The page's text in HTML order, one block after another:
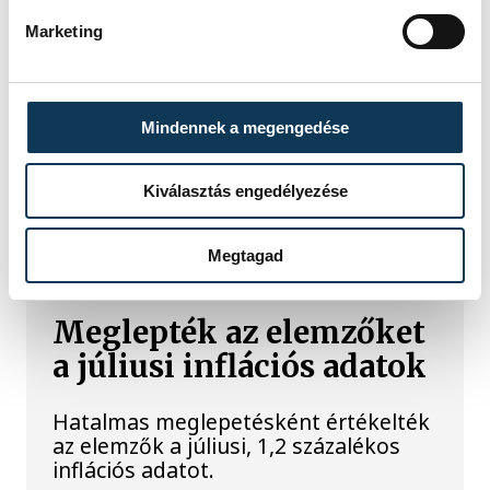
Marketing
Mindennek a megengedése
Kiválasztás engedélyezése
Megtagad
Egy furcsa halkonzerv
mutatjuk!
A Balatoni Kör idén tizenkettedik
alkalommal hirdette meg az év
strandétele versenyt, amelyre minden
eddiginél több, 22 vendéglátóhely 44
étellel indult. Egy fonyódi hely nyert...
Meglepték az elemzőket
a júliusi inflációs adatok
Hatalmas meglepetésként értékelték
az elemzők a júliusi, 1,2 százalékos
inflációs adatot.